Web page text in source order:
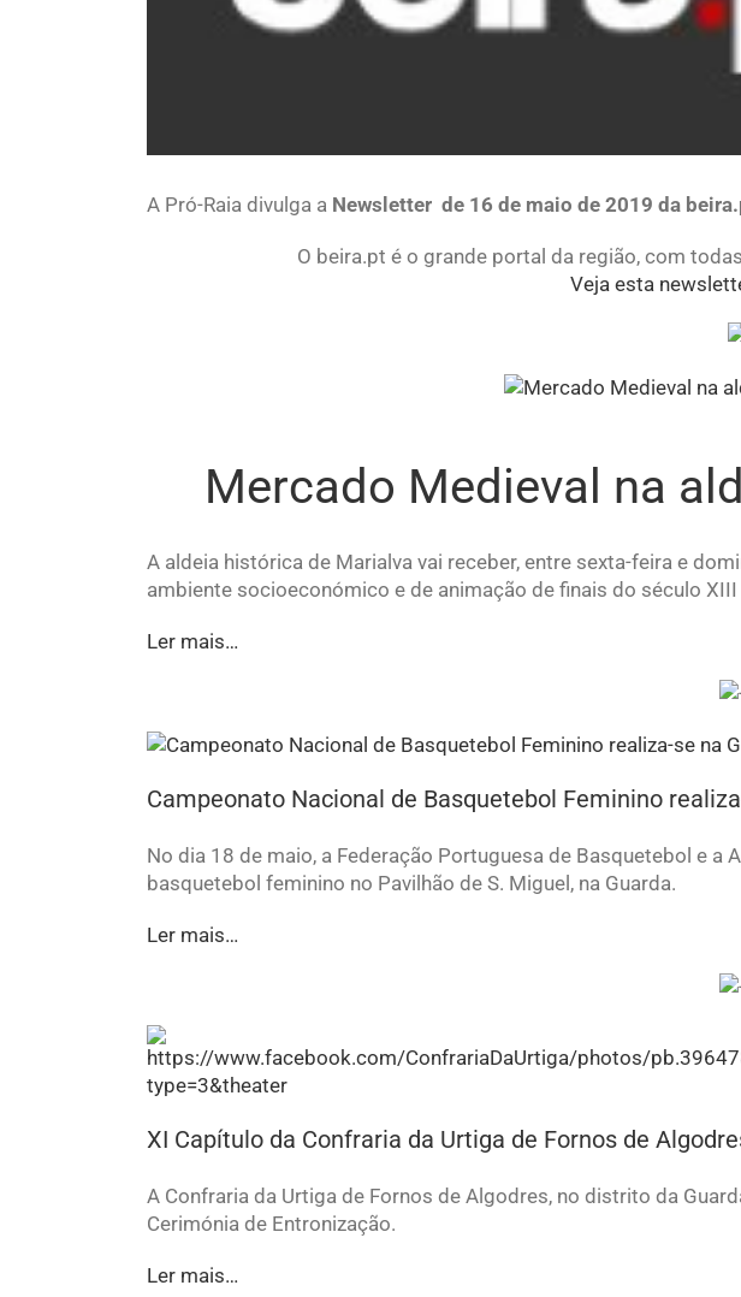
A Pró-Raia divulga a Newsletter de 16 de maio de 2019 da
O beira.pt é o grande portal da região, com
Veja esta
Mercado Medieval na
A aldeia histórica de Marialva vai receber, entre sexta-feira e
ambiente socioeconómico e de animação de finais do século
Ler mais…
Campeonato Nacional de Basquetebol Feminino
No dia 18 de maio, a Federação Portuguesa de Basquetebol e
basquetebol feminino no Pavilhão de S. Miguel, na Guarda.
Ler mais…
XI Capítulo da Confraria da Urtiga de Fornos de
A Confraria da Urtiga de Fornos de Algodres, no distrito da
Cerimónia de Entronização.
Ler mais…